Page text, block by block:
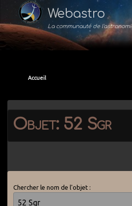
Webastro
La communauté de
Accueil
Objet: 52 Sgr
Chercher le nom de l'objet :